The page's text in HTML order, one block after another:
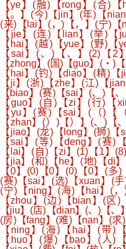
【ye】(融)【rong】(合)
【。】(今)【jin】(年)【
(来)【lai】(，)【，】(宁)
【jie】(连)【lian】(举)【
【hai】(越)【yue】(野)【
【sai】(、)【、】(2)【
【zhong】(国)【guo】(・)
【hai】(钓)【diao】(精)
【ji】(浙)【zhe】(江)【
【biao】(赛)【sai】(、)【
【guo】(自)【zi】(行)【
【yu】(赛)【sai】(（)【
【zhan】(）)【）】(、)【
【jiao】(龙)【long】(狮)
【sai】(等)【deng】(赛)
【lai】(自)【zi】(1)【1】
【jia】(和)【he】(地)【di
【0】(0)【0】(0)【0】(多
(赛)【sai】(选)【xuan】(
(宁)【ning】(海)【hai】(
【zhou】(边)【bian】(区
【jiu】(店)【dian】(、)【、
(房)【fang】(难)【nan】(
【ning】(海)【hai】(带)
【huo】(爆)【bao】(人)